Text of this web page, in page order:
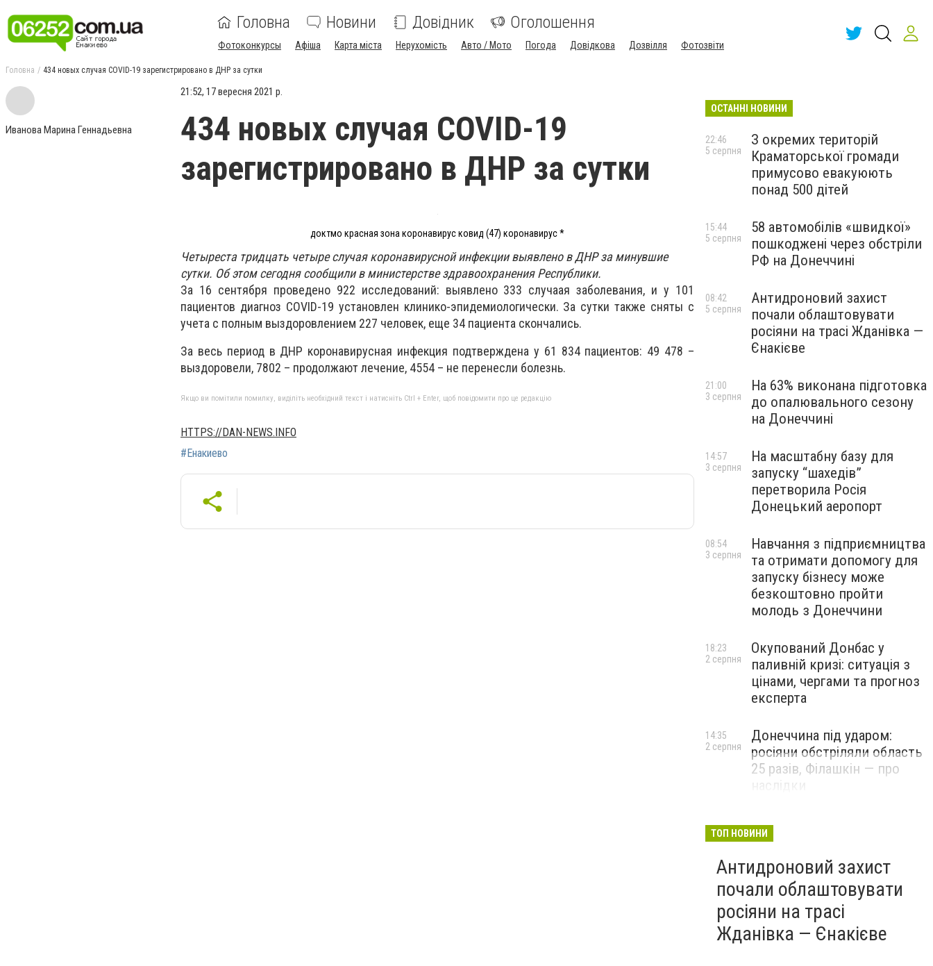
Головна Новини Довідник Оголошення
Фотоконкурсы Афіша Карта міста Нерухомість Авто / Мото Погода Довідкова Дозвілля Фотозвіти
Головна 434 новых случая COVID-19 зарегистрировано в ДНР за сутки
Иванова Марина Геннадьевна
21:52, 17 вересня 2021 р.
434 новых случая COVID-19
зарегистрировано в ДНР за сутки
доктмо красная зона коронавирус ковид (47) коронавирус *
Четыреста тридцать четыре случая коронавирусной инфекции выявлено в ДНР за минувшие
сутки. Об этом сегодня сообщили в министерстве здравоохранения Республики.
За 16 сентября проведено 922 исследований: выявлено 333 случаая заболевания, и у 101
пациентов диагноз COVID-19 установлен клинико-эпидемиологически. За сутки также сняты с
учета с полным выздоровлением 227 человек, еще 34 пациента скончались.
За весь период в ДНР коронавирусная инфекция подтверждена у 61 834 пациентов: 49 478 –
выздоровели, 7802 – продолжают лечение, 4554 – не перенесли болезнь.
Якщо ви помітили помилку, виділіть необхідний текст і натисніть Ctrl + Enter, щоб повідомити про це редакцію
HTTPS://DAN-NEWS.INFO
#Енакиево
ОСТАННІ НОВИНИ
З окремих територій
Краматорської громади
примусово евакуюють
понад 500 дітей
22:46
5 серпня
58 автомобілів «швидкої»
пошкоджені через обстріли
РФ на Донеччині
15:44
5 серпня
Антидроновий захист
почали облаштовувати
росіяни на трасі Жданівка —
Єнакієве
08:42
5 серпня
На 63% виконана підготовка
до опалювального сезону
на Донеччині
21:00
3 серпня
На масштабну базу для
запуску “шахедів”
перетворила Росія
Донецький аеропорт
14:57
3 серпня
Навчання з підприємництва
та отримати допомогу для
запуску бізнесу може
безкоштовно пройти
молодь з Донеччини
08:54
3 серпня
Окупований Донбас у
паливній кризі: ситуація з
цінами, чергами та прогноз
експерта
18:23
2 серпня
Донеччина під ударом:
росіяни обстріляли область
25 разів, Філашкін — про
14:35
2 серпня
ТОП НОВИНИ
Антидроновий захист
почали облаштовувати
росіяни на трасі
Жданівка — Єнакієве